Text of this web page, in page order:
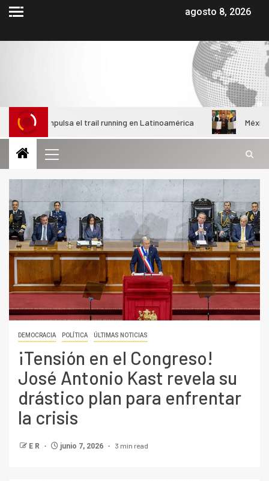
agosto 8, 2026
impulsa el trail running en Latinoamérica México y
DEMOCRACIA POLÍTICA ÚLTIMAS NOTICIAS
¡Tensión en el Congreso!
José Antonio Kast revela su
drástico plan para enfrentar
la crisis
E R junio 7, 2026 3 min read